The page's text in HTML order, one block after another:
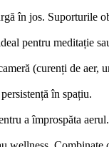
în jos. Suporturile
pentru meditație
(curenți de aer,
în spațiu.
a împrospăta aerul.